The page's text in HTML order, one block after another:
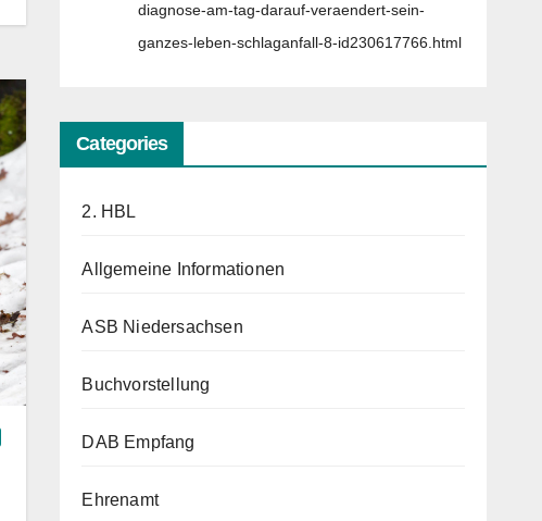
diagnose-am-tag-darauf-veraendert-sein-
ganzes-leben-schlaganfall-8-id230617766.html
Categories
2. HBL
Allgemeine Informationen
ASB Niedersachsen
Buchvorstellung
DAB Empfang
Ehrenamt